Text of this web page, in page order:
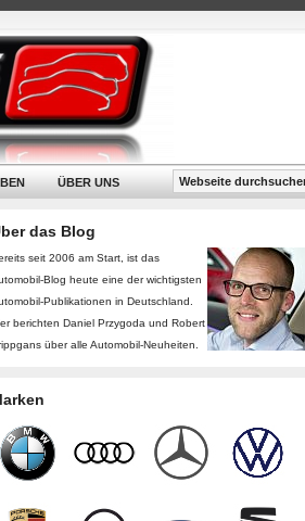
ÜBER UNS
das Blog
seit 2006 am Start, ist das
Blog heute eine der wichtigsten
Publikationen in Deutschland.
berichten Daniel Przygoda und Robert
über alle Automobil-Neuheiten.